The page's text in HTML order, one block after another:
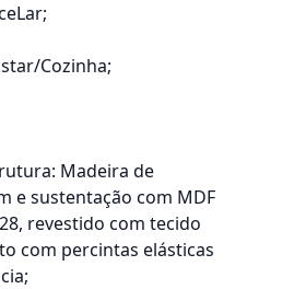
Cozinha;
Madeira de
e sustentação com MDF
revestido com tecido
com percintas elásticas